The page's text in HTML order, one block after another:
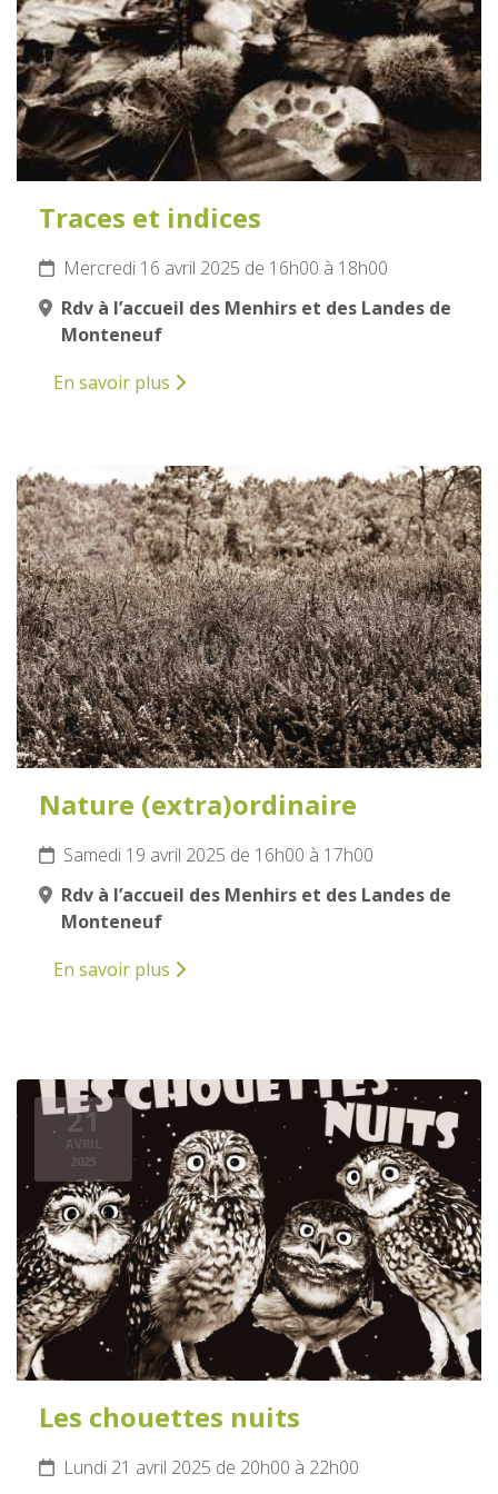
Traces et indices
Mercredi 16 avril 2025 de 16h00 à 18h00
Rdv à l’accueil des Menhirs et des Landes de
Monteneuf
En savoir plus
19
AVRIL
2025
Nature (extra)ordinaire
Samedi 19 avril 2025 de 16h00 à 17h00
Rdv à l’accueil des Menhirs et des Landes de
Monteneuf
En savoir plus
21
AVRIL
2025
Les chouettes nuits
Lundi 21 avril 2025 de 20h00 à 22h00